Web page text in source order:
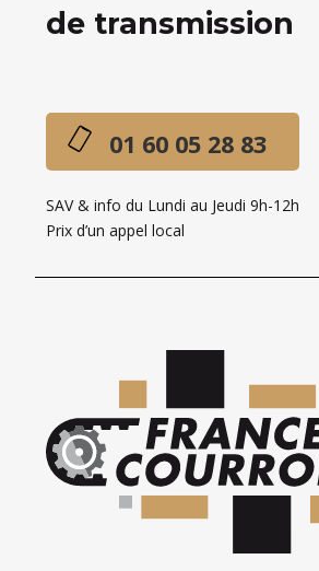
de transmission
01 60 05 28 83
SAV & info du Lundi au Jeudi 9h-12h
Prix d’un appel local